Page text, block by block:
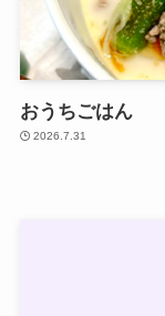
おうちごはん
2026.7.31